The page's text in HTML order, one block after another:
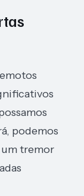
podemos
um tremor